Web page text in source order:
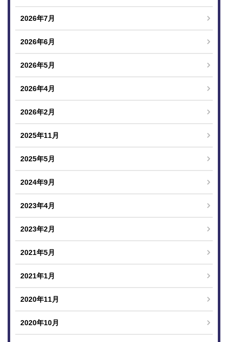
2026年7月
2026年6月
2026年5月
2026年4月
2026年2月
2025年11月
2025年5月
2024年9月
2023年4月
2023年2月
2021年5月
2021年1月
2020年11月
2020年10月